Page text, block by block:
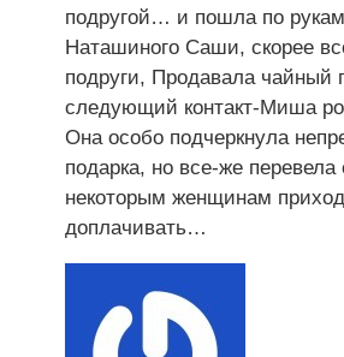
подругой… и пошла по
Наташиного Саши, скорее
подруги, Продавала чайный
следующий контакт-Миша
Она особо подчеркнула
подарка, но все-же
некоторым женщинам
доплачивать…